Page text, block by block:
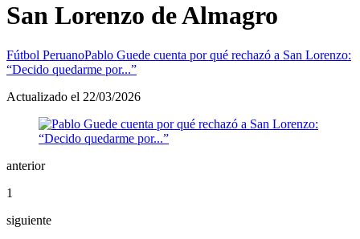
San Lorenzo de Almagro
Fútbol PeruanoPablo Guede cuenta por qué rechazó a San Lorenzo:
“Decido quedarme por...”
Actualizado el 22/03/2026
anterior
1
siguiente